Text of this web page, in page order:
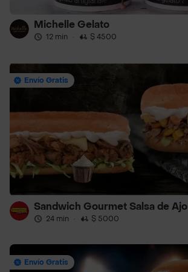
Michelle Gelato
12 min · $ 4500
Envío Gratis
Sandwich Gourmet Salsa de Ajo
24 min · $ 5000
Envío Gratis